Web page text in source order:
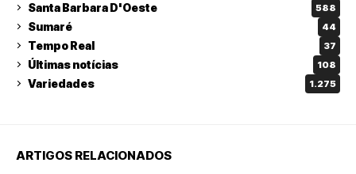
Santa Barbara D'Oeste 588
Sumaré 44
Tempo Real 37
Últimas notícias 108
Variedades 1.275
ARTIGOS RELACIONADOS